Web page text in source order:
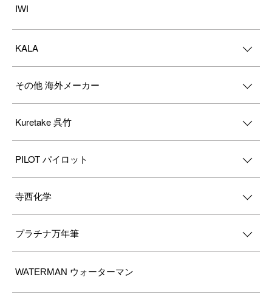
IWI
KALA
その他 海外メーカー
Kuretake 呉竹
PILOT パイロット
寺西化学
プラチナ万年筆
WATERMAN ウォーターマン